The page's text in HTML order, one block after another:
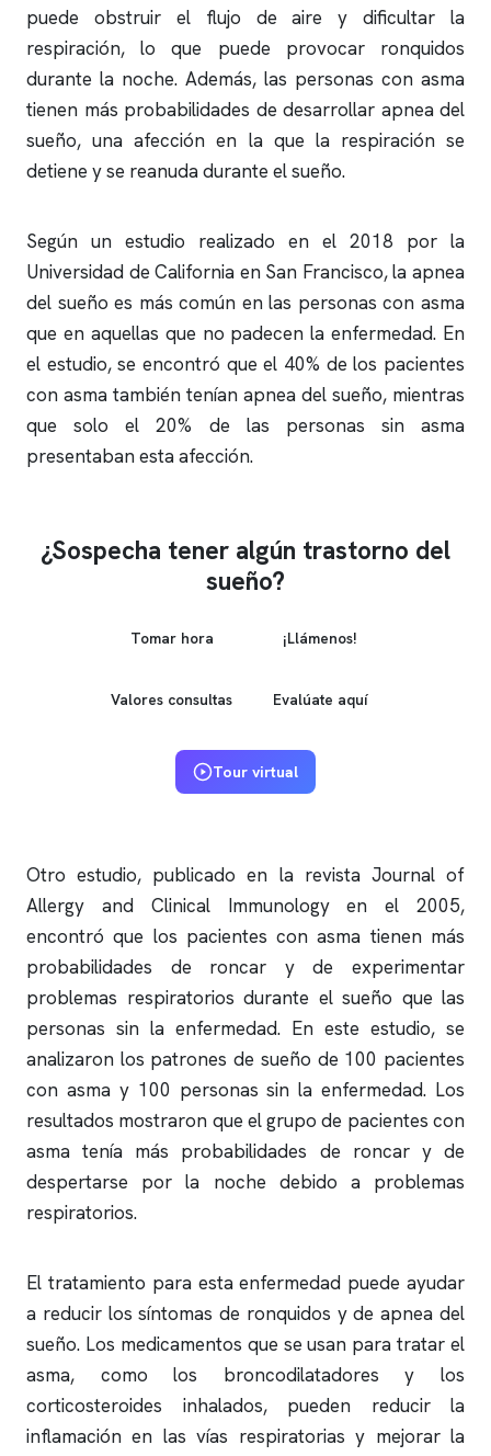
puede obstruir el flujo de aire y dificultar la
respiración, lo que puede provocar ronquidos
durante la noche. Además, las personas con asma
tienen más probabilidades de desarrollar apnea del
sueño, una afección en la que la respiración se
detiene y se reanuda durante el sueño.
Según un estudio realizado en el 2018 por la
Universidad de California en San Francisco, la apnea
del sueño es más común en las personas con asma
que en aquellas que no padecen la enfermedad. En
el estudio, se encontró que el 40% de los pacientes
con asma también tenían apnea del sueño, mientras
que solo el 20% de las personas sin asma
presentaban esta afección.
¿Sospecha tener algún trastorno del
sueño?
Tomar hora ¡Llámenos!
Valores consultas Evalúate aquí
Tour virtual
Otro estudio, publicado en la revista Journal of
Allergy and Clinical Immunology en el 2005,
encontró que los pacientes con asma tienen más
probabilidades de roncar y de experimentar
problemas respiratorios durante el sueño que las
personas sin la enfermedad. En este estudio, se
analizaron los patrones de sueño de 100 pacientes
con asma y 100 personas sin la enfermedad. Los
resultados mostraron que el grupo de pacientes con
asma tenía más probabilidades de roncary de
despertarse por la noche debido a problemas
respiratorios.
El tratamiento para esta enfermedad puede ayudar
a reducir los síntomas de ronquidos y deapnea del
sueño. Los medicamentos que se usan para tratar el
asma, como los broncodilatadores y los
corticosteroides inhalados, pueden reducir la
inflamación en las vías respiratorias y mejorar la